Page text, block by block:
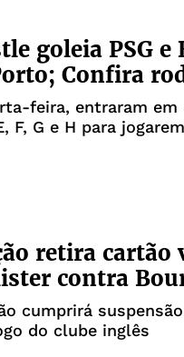
goleia PSG e
Confira
feira, entraram em
F, G e H para
retira cartão
contra
cumprirá
do clube inglês